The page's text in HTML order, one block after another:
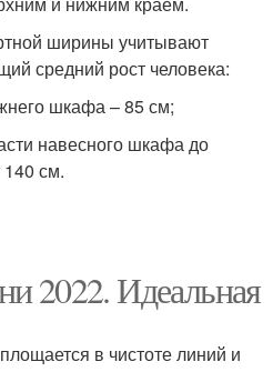
ширины учитывают
средний рост человека:
шкафа – 85 см;
навесного шкафа до
см.
2022. Идеальная
в чистоте линий и